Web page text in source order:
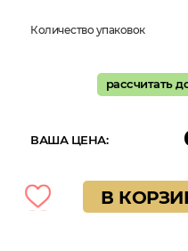
Количество упаковок
рассчитать
ВАША ЦЕНА:
В